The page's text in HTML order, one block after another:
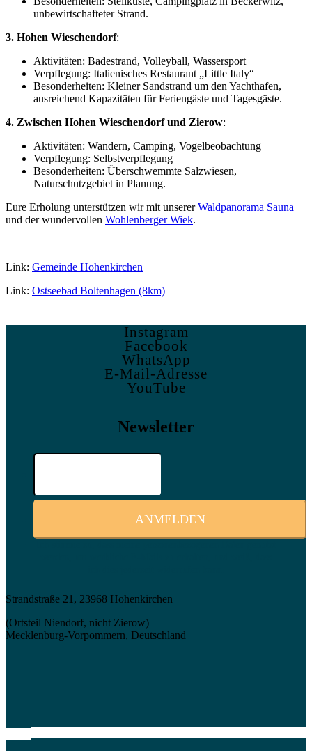
unbewirtschafteter Strand.
3. Hohen Wieschendorf:
Aktivitäten: Badestrand, Volleyball, Wassersport
Verpflegung: Italienisches Restaurant „Little Italy“
Besonderheiten: Kleiner Sandstrand um den Yachthafen,
ausreichend Kapazitäten für Feriengäste und Tagesgäste.
4. Zwischen Hohen Wieschendorf und Zierow:
Aktivitäten: Wandern, Camping, Vogelbeobachtung
Verpflegung: Selbstverpflegung
Besonderheiten: Überschwemmte Salzwiesen,
Naturschutzgebiet in Planung.
Eure Erholung unterstützen wir mit unsererWaldpanorama Sauna
und der wundervollen Wohlenberger Wiek.
Link: Gemeinde Hohenkirchen
Link: Ostseebad Boltenhagen (8km)
Instagram
Facebook
WhatsApp
E-Mail-Adresse
YouTube
Newsletter
Strandstraße 21, 23968 Hohenkirchen
(Ortsteil Niendorf, nicht Zierow)
Mecklenburg-Vorpommern, Deutschland